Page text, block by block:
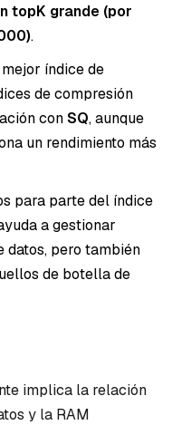
topK grande (por
.
índice de
de compresión
conSQ, aunque
un rendimiento más
para parte del índice
a gestionar
datos, pero también
de botella de
implica la relación
y la RAM